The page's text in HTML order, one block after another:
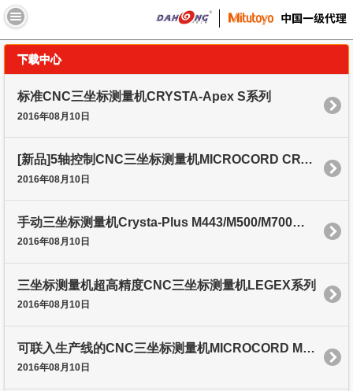
下载中心
标准CNC三坐标测量机CRYSTA-Apex S系列
2016年08月10日
[新品]5轴控制CNC三坐标测量机MICROCORD CRYSTA-Apex EX系列
2016年08月10日
手动三坐标测量机Crysta-Plus M443/M500/M700系列
2016年08月10日
三坐标测量机超高精度CNC三坐标测量机LEGEX系列
2016年08月10日
可联入生产线的CNC三坐标测量机MICROCORD MACH系列
2016年08月10日
//